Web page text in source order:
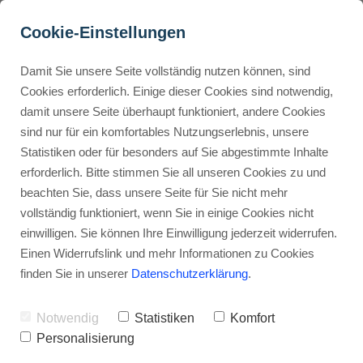
Buyer Personas erstellen
Landingpage optimieren
Internal Linking Tool
Wie richte ich einen
Gumroad-Shop ein?
Werbehinweis: Links mit Sternchen (*) sind Affiliate-Links. Kaufst
du darüber ein, erhalte ich eine Provision – ohne Mehrkosten für
dich.
Stephan Ochmann
Wenn du dieser Anleitung folgst,
lernst du, wie du startest.
Cookie-Einstellungen
Damit Sie unsere Seite vollständig nutzen können, sind
Cookies erforderlich. Einige dieser Cookies sind notwendig,
damit unsere Seite überhaupt funktioniert, andere Cookies
sind nur für ein komfortables Nutzungserlebnis, unsere
Statistiken oder für besonders auf Sie abgestimmte Inhalte
erforderlich. Bitte stimmen Sie all unseren Cookies zu und
beachten Sie, dass unsere Seite für Sie nicht mehr
vollständig funktioniert, wenn Sie in einige Cookies nicht
einwilligen. Sie können Ihre Einwilligung jederzeit widerrufen.
Einen Widerrufslink und mehr Informationen zu Cookies
finden Sie in unserer Datenschutzerklärung.
Notwendig Statistiken
Komfort
Personalisierung